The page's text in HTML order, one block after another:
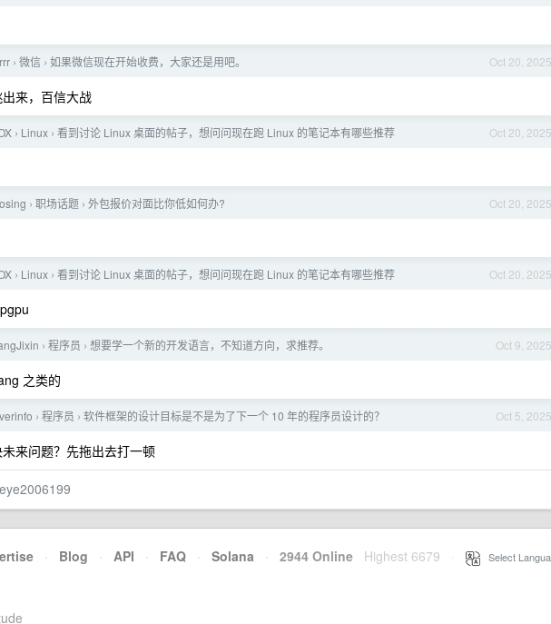
Oct 20, 2025
› 微信 › 如果微信现在开始收费，大家还是用吧。
来，百信大战
Oct 20, 2025
› Linux › 看到讨论 Linux 桌面的帖子，想问问现在跑 Linux 的笔记本有哪些推荐
Oct 20, 2025
› 职场话题 › 外包报价对面比你低如何办?
Oct 20, 2025
› Linux › 看到讨论 Linux 桌面的帖子，想问问现在跑 Linux 的笔记本有哪些推荐
Oct 9, 2025
› 程序员 › 想要学一个新的开发语言，不知道方向，求推荐。
之类的
Oct 5, 2025
› 程序员 › 软件框架的设计目标是不是为了下一个 10 年的程序员设计的？
来问题？先拖出去打一顿
· Blog · API · FAQ · Solana · 2944 Online Highest 6679 Select